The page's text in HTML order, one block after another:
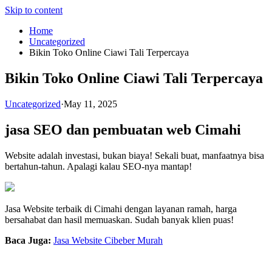
Skip to content
Home
Uncategorized
Bikin Toko Online Ciawi Tali Terpercaya
Bikin Toko Online Ciawi Tali Terpercaya
Uncategorized·May 11, 2025
jasa SEO dan pembuatan web Cimahi
Website adalah investasi, bukan biaya! Sekali buat, manfaatnya bisa
bertahun-tahun. Apalagi kalau SEO-nya mantap!
Jasa Website terbaik di Cimahi dengan layanan ramah, harga
bersahabat dan hasil memuaskan. Sudah banyak klien puas!
Baca Juga: Jasa Website Cibeber Murah